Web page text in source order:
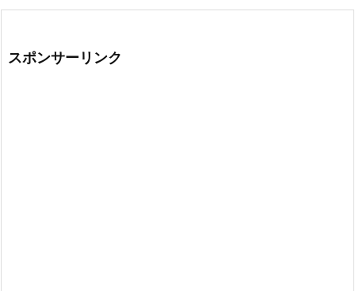
スポンサーリンク